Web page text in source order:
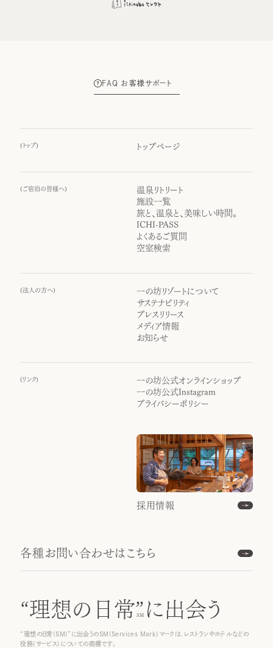
FAQ お客様サポート
( トップ) トップページ
( ご宿泊の皆様へ)
温泉リトリート
施設一覧
旅と、温泉と、美味しい時間。
ICHI-PASS
よくあるご質問
空室検索
(法人の方へ)
一の坊リゾートについて
サステナビリティ
プレスリリース
メディア情報
お知らせ
( リンク)
一の坊公式オンラインショップ
一の坊公式Instagram
プライバシーポリシー
採用情報
各種お問い合わせはこちら
“理想の日常”に出会う
“理想の日常(SM)”に出会うのSM(Services Mark)マークは、レストランやホテルなどの
役務(サービス)についての商標です。